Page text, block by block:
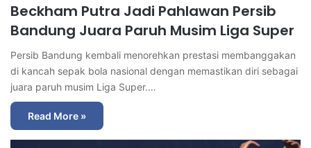
Beckham Putra Jadi Pahlawan Persib
Bandung Juara Paruh Musim Liga Super
Persib Bandung kembali menorehkan prestasi membanggakan
di kancah sepak bola nasional dengan memastikan diri sebagai
juara paruh musim Liga Super.…
Read More »